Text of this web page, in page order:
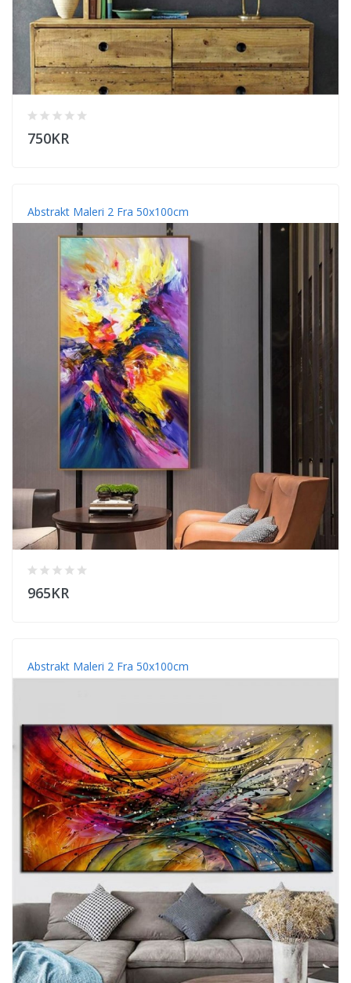
750KR
Abstrakt Maleri 2 Fra 50x100cm
965KR
Abstrakt Maleri 2 Fra 50x100cm